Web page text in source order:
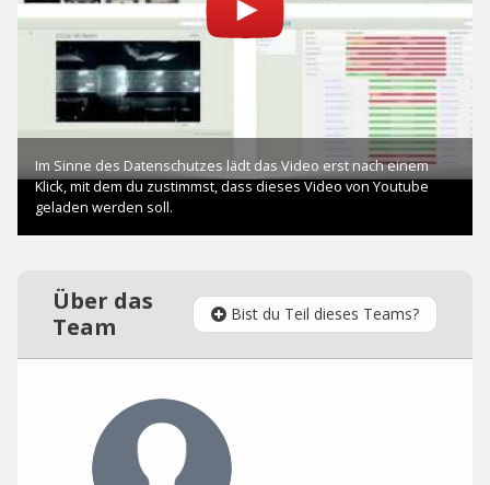
Über das
Team
Bist du Teil dieses Teams?